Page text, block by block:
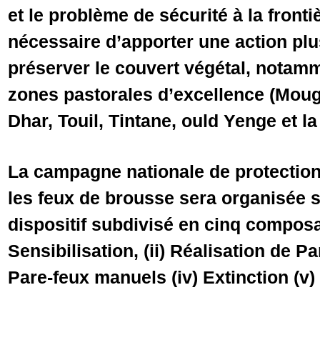
et le problème de sécurité à la
nécessaire d’apporter une action
préserver le couvert végétal,
zones pastorales d’excellence
Dhar, Touil, Tintane, ould Yenge et
La campagne nationale de
les feux de brousse sera organisée
dispositif subdivisé en cinq
Sensibilisation, (ii) Réalisation de
Pare-feux manuels (iv) Extinction